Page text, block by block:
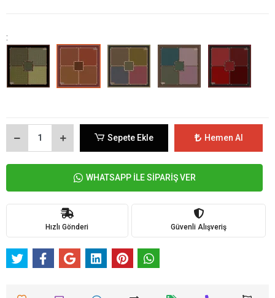
:
Sepete Ekle Hemen Al
WHATSAPP İLE SİPARİŞ VER
Hızlı Gönderi Güvenli Alışveriş